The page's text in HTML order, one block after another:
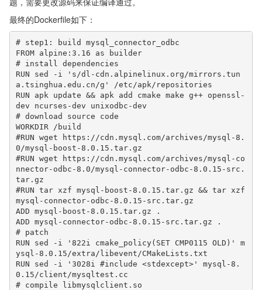
最终的Dockerfile如下：
# step1: build mysql_connector_odbc
FROM alpine:3.16 as builder
# install dependencies
RUN sed -i 's/dl-cdn.alpinelinux.org/mirrors.tun
a.tsinghua.edu.cn/g' /etc/apk/repositories
RUN apk update && apk add cmake make g++ openssl-
dev ncurses-dev unixodbc-dev
# download source code
WORKDIR /build
#RUN wget https://cdn.mysql.com/archives/mysql-8.
0/mysql-boost-8.0.15.tar.gz
#RUN wget https://cdn.mysql.com/archives/mysql-co
nnector-odbc-8.0/mysql-connector-odbc-8.0.15-src.
tar.gz
#RUN tar xzf mysql-boost-8.0.15.tar.gz && tar xzf
mysql-connector-odbc-8.0.15-src.tar.gz
ADD mysql-boost-8.0.15.tar.gz .
ADD mysql-connector-odbc-8.0.15-src.tar.gz .
# patch
RUN sed -i '822i cmake_policy(SET CMP0115 OLD)' m
ysql-8.0.15/extra/libevent/CMakeLists.txt
RUN sed -i '3028i #include <stdexcept>' mysql-8.
0.15/client/mysqltest.cc
# compile libmysqlclient.so